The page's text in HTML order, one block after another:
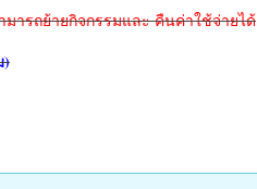
ารถย้ายกิจกรรมและ คืนค่าใช้จ่ายได้
)